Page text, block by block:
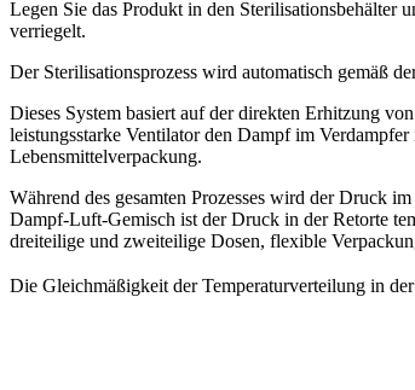
Legen Sie das Produkt in den Sterilisationsbehälter
verriegelt.
Der Sterilisationsprozess wird automatisch gemäß
Dieses System basiert auf der direkten Erhitzung
leistungsstarke Ventilator den Dampf im
Lebensmittelverpackung.
Während des gesamten Prozesses wird der Druck
Dampf-Luft-Gemisch ist der Druck in der Retorte
dreiteilige und zweiteilige Dosen, flexible
Die Gleichmäßigkeit der Temperaturverteilung in